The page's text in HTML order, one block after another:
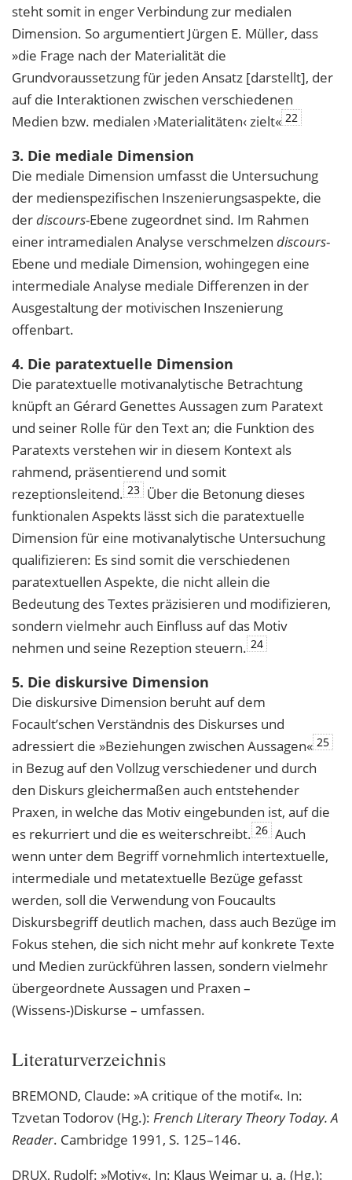
steht somit in enger Verbindung zur medialen
Dimension. So argumentiert Jürgen E. Müller, dass
»die Frage nach der Materialität die
Grundvoraussetzung für jeden Ansatz [darstellt], der
auf die Interaktionen zwischen verschiedenen
Medien bzw. medialen ›Materialitäten‹ zielt« 22
3. Die mediale Dimension
Die mediale Dimension umfasst die Untersuchung
der medienspezifischen Inszenierungsaspekte, die
derdiscours-Ebene zugeordnet sind. Im Rahmen
einer intramedialen Analyse verschmelzen discours-
Ebene und mediale Dimension, wohingegen eine
intermediale Analyse mediale Differenzen in der
Ausgestaltung der motivischen Inszenierung
offenbart.
4. Die paratextuelle Dimension
Die paratextuelle motivanalytische Betrachtung
knüpft an Gérard Genettes Aussagen zum Paratext
und seiner Rolle für den Text an; die Funktion des
Paratexts verstehen wir in diesem Kontext als
rahmend, präsentierend und somit
rezeptionsleitend. 23 Über die Betonung dieses
funktionalen Aspekts lässt sich die paratextuelle
Dimension für eine motivanalytische Untersuchung
qualifizieren: Es sind somit die verschiedenen
paratextuellen Aspekte, die nicht allein die
Bedeutung des Textes präzisieren und modifizieren,
sondern vielmehr auch Einfluss auf das Motiv
nehmen und seine Rezeption steuern. 24
5. Die diskursive Dimension
Die diskursive Dimension beruht auf dem
Focault’schen Verständnis des Diskurses und
adressiert die »Beziehungen zwischen Aussagen« 25
in Bezug auf den Vollzug verschiedener und durch
den Diskurs gleichermaßen auch entstehender
Praxen, in welche das Motiv eingebunden ist, auf die
es rekurriert und die es weiterschreibt. 26 Auch
wenn unter dem Begriff vornehmlich intertextuelle,
intermediale und metatextuelle Bezüge gefasst
werden, soll die Verwendung von Foucaults
Diskursbegriff deutlich machen, dass auch Bezüge im
Fokus stehen, die sich nicht mehr auf konkrete Texte
und Medien zurückführen lassen, sondern vielmehr
übergeordnete Aussagen und Praxen –
(Wissens-)Diskurse – umfassen.
Literaturverzeichnis
BREMOND, Claude: »A critique of the motif«. In:
Tzvetan Todorov (Hg.): French Literary Theory Today. A
Reader. Cambridge 1991, S. 125–146.
DRUX, Rudolf: »Motiv«. In: Klaus Weimar u. a. (Hg.):